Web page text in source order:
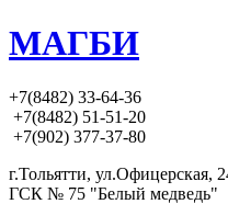
МАГБИ
+7(8482) 33-64-36
+7(8482) 51-51-20
+7(902) 377-37-80
г.Тольятти, ул.Офицерская,
ГСК № 75 "Белый медведь"